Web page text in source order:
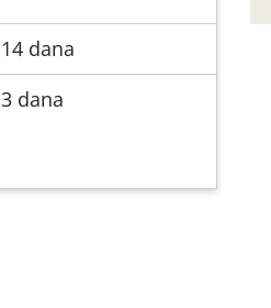
14 dana
3 dana